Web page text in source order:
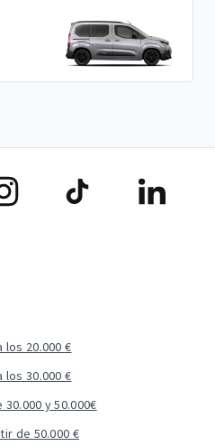
20.000 €
30.000 €
y 50.000€
de 50.000 €